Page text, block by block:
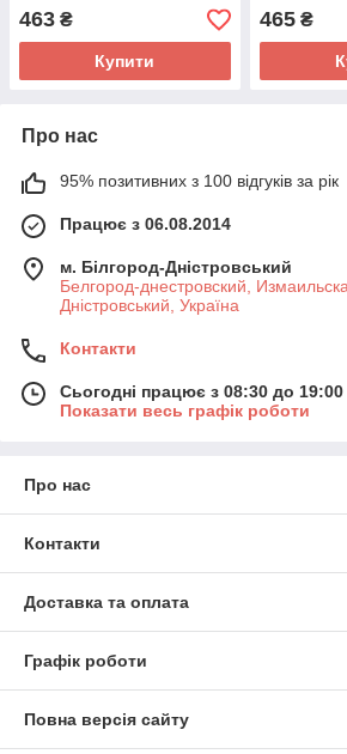
463 ₴
Купити
465₴
Про нас
95% позитивних з 100 відгуків за рік
Працює з 06.08.2014
м. Білгород-Дністровський
Белгород-днестровский,
Дністровський, Україна
Контакти
Сьогодні працює з 08:30 до 19:00
Показати весь графік роботи
Про нас
Контакти
Доставка та оплата
Графік роботи
Повна версія сайту